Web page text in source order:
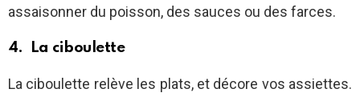
assaisonner du poisson, des sauces ou des farces.
4. La ciboulette
La ciboulette relève les plats, et décore vos assiettes.